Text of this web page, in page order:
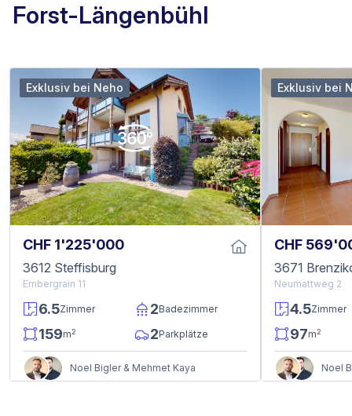
Forst-Längenbühl
CHF 1'225'000
3612 Steffisburg
Embergrain 11
6.5Zimmer 2Badezimmer
159m2 2Parkplätze
Noel Bigler & Mehmet Kaya
Exklusiv bei Neho
CHF
3671
Neumattweg 2
4.5Zimmer
97m2
Noel
Exklusiv bei